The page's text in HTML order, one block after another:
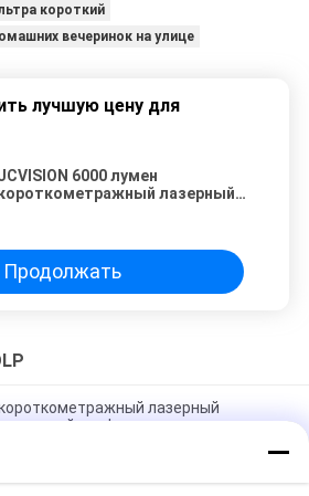
короткий
вечеринок на улице
лучшую цену для
6000 лумен
лазерный
Продолжать
лазерный
конференции
проектор 1080p
Pro DC